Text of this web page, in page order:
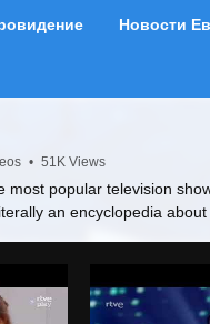
Новости
• 51K Views
most popular television
an encyclopedia